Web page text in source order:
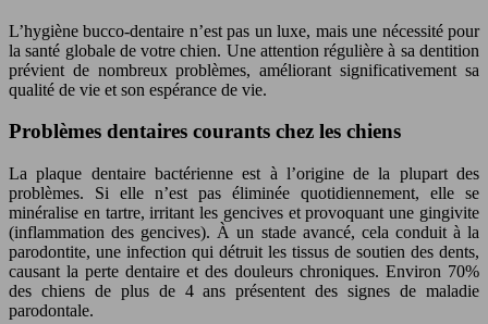
L’hygiène bucco-dentaire n’est pas un luxe, mais une nécessité pour
la santé globale de votre chien. Une attention régulière à sa dentition
prévient de nombreux problèmes, améliorant significativement sa
qualité de vie et son espérance de vie.
Problèmes dentaires courants chez les chiens
La plaque dentaire bactérienne est à l’origine de la plupart des
problèmes. Si elle n’est pas éliminée quotidiennement, elle se
minéralise en tartre, irritant les gencives et provoquant une gingivite
(inflammation des gencives). À un stade avancé, cela conduit à la
parodontite, une infection qui détruit les tissus de soutien des dents,
causant la perte dentaire et des douleurs chroniques. Environ 70%
des chiens de plus de 4 ans présentent des signes de maladie
parodontale.